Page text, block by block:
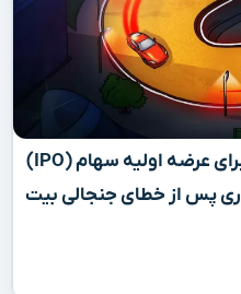
برنامه‌ریزی صرافی بیت‌هامب برای عرضه اولیه سهام (IPO)
ساختاری پس از خطای جنجالی بیت